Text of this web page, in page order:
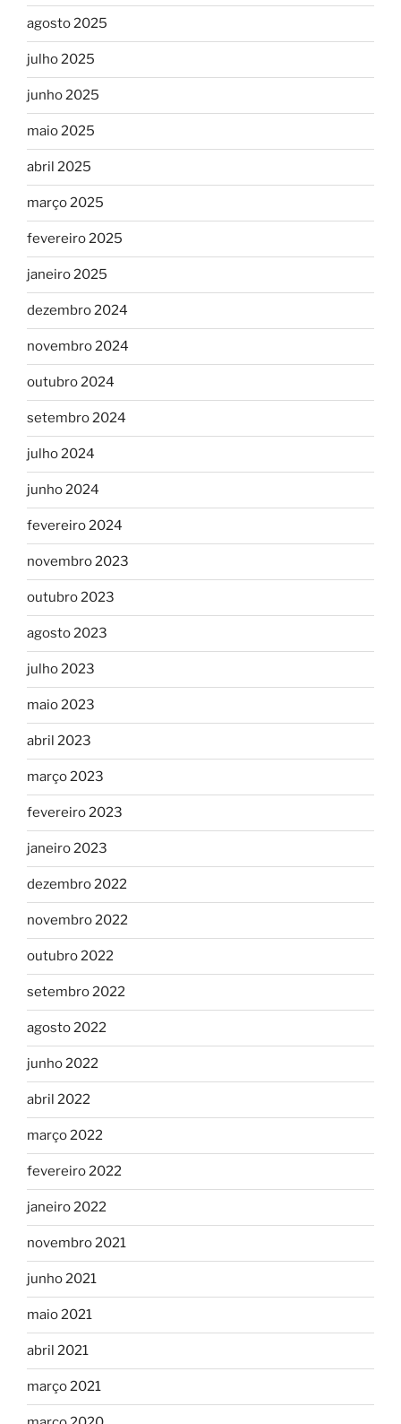
agosto 2025
julho 2025
junho 2025
maio 2025
abril 2025
março 2025
fevereiro 2025
janeiro 2025
dezembro 2024
novembro 2024
outubro 2024
setembro 2024
julho 2024
junho 2024
fevereiro 2024
novembro 2023
outubro 2023
agosto 2023
julho 2023
maio 2023
abril 2023
março 2023
fevereiro 2023
janeiro 2023
dezembro 2022
novembro 2022
outubro 2022
setembro 2022
agosto 2022
junho 2022
abril 2022
março 2022
fevereiro 2022
janeiro 2022
novembro 2021
junho 2021
maio 2021
abril 2021
março 2021